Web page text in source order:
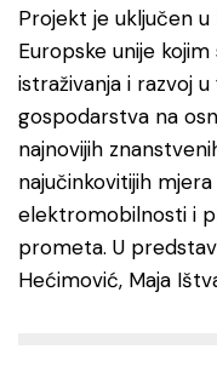
Projekt je uključen
Europske unije
istraživanja i razvoj
gospodarstva na
najnovijih
najučinkovitijih
elektromobilnosti i
prometa. U
Hećimović, Maja